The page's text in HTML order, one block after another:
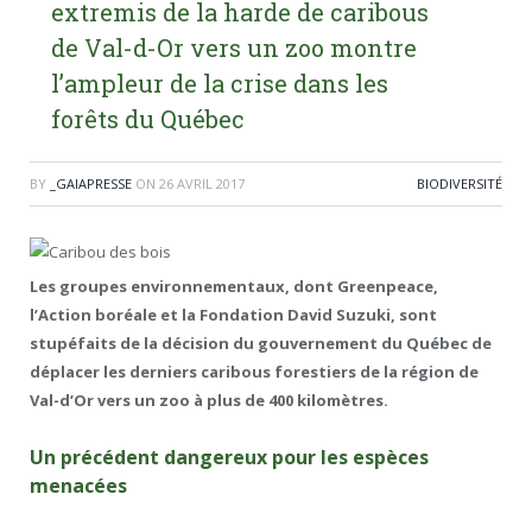
extremis de la harde de caribous
de Val-d-Or vers un zoo montre
l’ampleur de la crise dans les
forêts du Québec
BY _GAIAPRESSE ON 26 AVRIL 2017 BIODIVERSITÉ
Les groupes environnementaux, dont Greenpeace,
l’Action boréale et la Fondation David Suzuki, sont
stupéfaits de la décision du gouvernement du Québec de
déplacer les derniers caribous forestiers de la région de
Val-d’Or vers un zoo à plus de 400 kilomètres.
Un précédent dangereux pour les espèces
menacées